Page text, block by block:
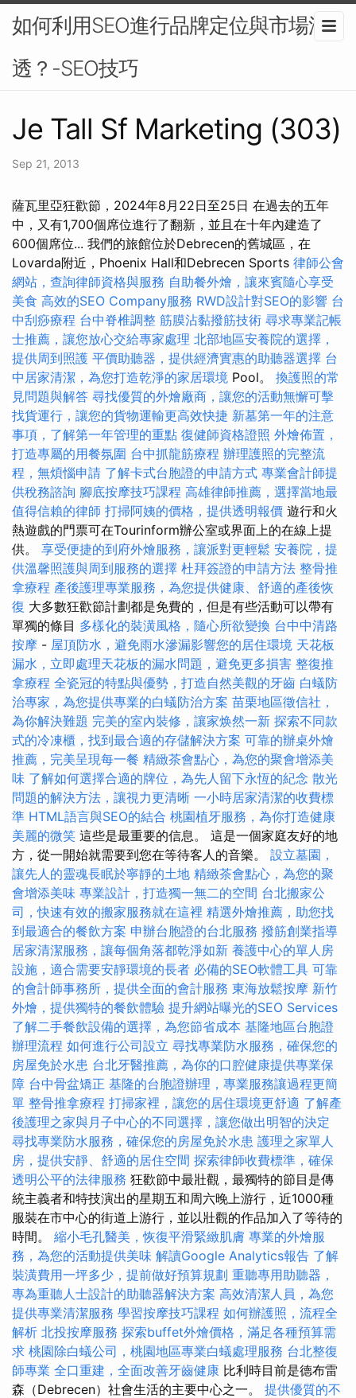
如何利用SEO進行品牌定位與市場滲
透？-SEO技巧
Je Tall Sf Marketing (303)
Sep 21, 2013
薩瓦里亞狂歡節，2024年8月22日至25日 在過去的五年
中，又有1,700個席位進行了翻新，並且在十年內建造了
600個席位... 我們的旅館位於Debrecen的舊城區，在
Lovarda附近，Phoenix Hall和Debrecen Sports 律師公會
網站，查詢律師資格與服務 自助餐外燴，讓來賓隨心享受
美食 高效的SEO Company服務 RWD設計對SEO的影響 台
中刮痧療程 台中脊椎調整 筋膜沾黏撥筋技術 尋求專業記帳
士推薦，讓您放心交給專家處理 北部地區安養院的選擇，
提供周到照護 平價助聽器，提供經濟實惠的助聽器選擇 台
中居家清潔，為您打造乾淨的家居環境 Pool。 換護照的常
見問題與解答 尋找優質的外燴廠商，讓您的活動無懈可擊
找貨運行，讓您的貨物運輸更高效快捷 新墓第一年的注意
事項，了解第一年管理的重點 復健師資格證照 外燴佈置，
打造專屬的用餐氛圍 台中抓龍筋療程 辦理護照的完整流
程，無煩惱申請 了解卡式台胞證的申請方式 專業會計師提
供稅務諮詢 腳底按摩技巧課程 高雄律師推薦，選擇當地最
值得信賴的律師 打掃阿姨的價格，提供透明報價 遊行和火
熱遊戲的門票可在Tourinform辦公室或界面上的在線上提
供。 享受便捷的到府外燴服務，讓派對更輕鬆 安養院，提
供溫馨照護與周到服務的選擇 杜拜簽證的申請方法 整骨推
拿療程 產後護理專業服務，為您提供健康、舒適的產後恢
復 大多數狂歡節計劃都是免費的，但是有些活動可以帶有
單獨的條目 多樣化的裝潢風格，隨心所欲變換 台中中清路
按摩 - 屋頂防水，避免雨水滲漏影響您的居住環境 天花板
漏水，立即處理天花板的漏水問題，避免更多損害 整復推
拿療程 全瓷冠的特點與優勢，打造自然美觀的牙齒 白蟻防
治專家，為您提供專業的白蟻防治方案 苗栗地區徵信社，
為你解決難題 完美的室內裝修，讓家焕然一新 探索不同款
式的冷凍櫃，找到最合適的存儲解決方案 可靠的辦桌外燴
推薦，完美呈現每一餐 精緻茶會點心，為您的聚會增添美
味 了解如何選擇合適的牌位，為先人留下永恆的紀念 散光
問題的解決方法，讓視力更清晰 一小時居家清潔的收費標
準 HTML語言與SEO的結合 桃園植牙服務，為你打造健康
美麗的微笑 這些是最重要的信息。 這是一個家庭友好的地
方，從一開始就需要到您在等待客人的音樂。 設立墓園，
讓先人的靈魂長眠於寧靜的土地 精緻茶會點心，為您的聚
會增添美味 專業設計，打造獨一無二的空間 台北搬家公
司，快速有效的搬家服務就在這裡 精選外燴推薦，助您找
到最適合的餐飲方案 申辦台胞證的台北服務 撥筋創業指導
居家清潔服務，讓每個角落都乾淨如新 養護中心的單人房
設施，適合需要安靜環境的長者 必備的SEO軟體工具 可靠
的會計師事務所，提供全面的會計服務 東海放鬆按摩 新竹
外燴，提供獨特的餐飲體驗 提升網站曝光的SEO Services
了解二手餐飲設備的選擇，為您節省成本 基隆地區台胞證
辦理流程 如何進行公司設立 尋找專業防水服務，確保您的
房屋免於水患 台北牙醫推薦，為你的口腔健康提供專業保
障 台中骨盆矯正 基隆的台胞證辦理，專業服務讓過程更簡
單 整骨推拿療程 打掃家裡，讓您的居住環境更舒適 了解產
後護理之家與月子中心的不同選擇，讓您做出明智的決定
尋找專業防水服務，確保您的房屋免於水患 護理之家單人
房，提供安靜、舒適的居住空間 探索律師收費標準，確保
透明公平的法律服務 狂歡節中最壯觀，最獨特的節目是傳
統主義者和特技演出的星期五和周六晚上游行，近1000種
服裝在市中心的街道上游行，並以壯觀的作品加入了等待的
時間。 縮小毛孔醫美，恢復平滑緊緻肌膚 專業的外燴服
務，為您的活動提供美味 解讀Google Analytics報告 了解
裝潢費用一坪多少，提前做好預算規劃 重聽專用助聽器，
專為重聽人士設計的助聽器解決方案 高效清潔人員，為您
提供專業清潔服務 學習按摩技巧課程 如何辦護照，流程全
解析 北投按摩服務 探索buffet外燴價格，滿足各種預算需
求 桃園除白蟻公司，桃園地區專業白蟻處理服務 台北整復
師專業 全口重建，全面改善牙齒健康 比利時目前是德布雷
森（Debrecen）社會生活的主要中心之一。 提供優質的不